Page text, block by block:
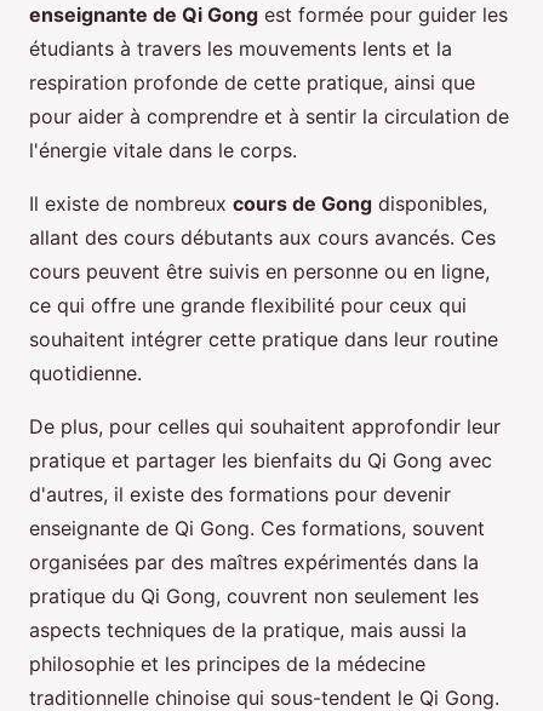
enseignante de Qi Gong est formée pour guider les
étudiants à travers les mouvements lents et la
respiration profonde de cette pratique, ainsi que
pour aider à comprendre et à sentir la circulation de
l'énergie vitale dans le corps.
Il existe de nombreux cours de Gong disponibles,
allant des cours débutants aux cours avancés. Ces
cours peuvent être suivis en personne ou en ligne,
ce qui offre une grande flexibilité pour ceux qui
souhaitent intégrer cette pratique dans leur routine
quotidienne.
De plus, pour celles qui souhaitent approfondir leur
pratique et partager les bienfaits du Qi Gong avec
d'autres, il existe des formations pour devenir
enseignante de Qi Gong. Ces formations, souvent
organisées par des maîtres expérimentés dans la
pratique du Qi Gong, couvrent non seulement les
aspects techniques de la pratique, mais aussi la
philosophie et les principes de la médecine
traditionnelle chinoise qui sous-tendent le Qi Gong.